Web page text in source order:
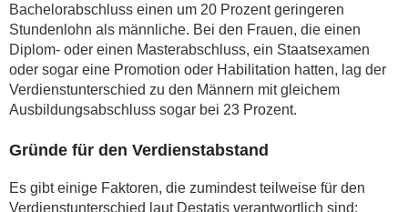
Bachelorabschluss einen um 20 Prozent geringeren
Stundenlohn als männliche. Bei den Frauen, die einen
Diplom- oder einen Masterabschluss, ein Staatsexamen
oder sogar eine Promotion oder Habilitation hatten, lag der
Verdienstunterschied zu den Männern mit gleichem
Ausbildungsabschluss sogar bei 23 Prozent.
Gründe für den Verdienstabstand
Es gibt einige Faktoren, die zumindest teilweise für den
Verdienstunterschied laut Destatis verantwortlich sind: